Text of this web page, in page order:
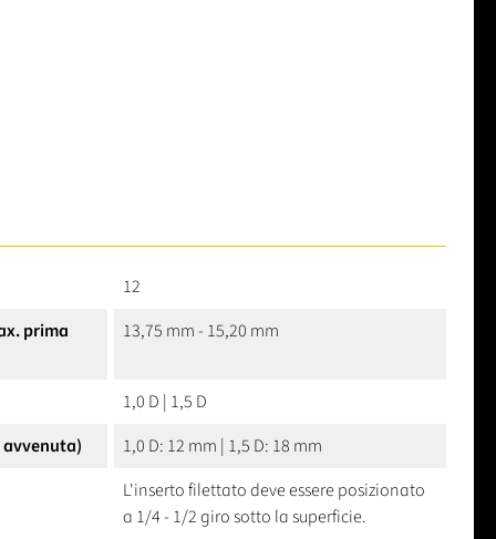
12
prima
13,75 mm - 15,20 mm
1,0 D | 1,5 D
avvenuta)
1,0 D: 12 mm | 1,5 D: 18 mm
L'inserto filettato deve essere posizionato
a 1/4 - 1/2 giro sotto la superficie.